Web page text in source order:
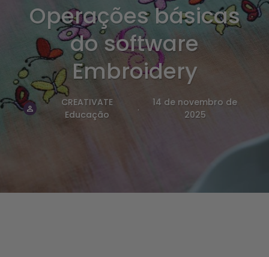
Operações básicas
do software
Embroidery
CREATIVATE
Educação
.
14 de novembro de
2025